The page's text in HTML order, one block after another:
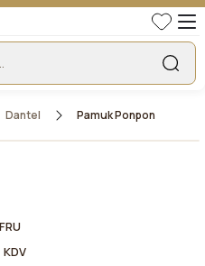
Dantel Pamuk Ponpon